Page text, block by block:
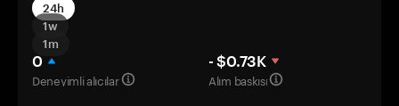
24h
1w
1m
0
Deneyimli alıcılar
- $0.73K
Alım baskısı